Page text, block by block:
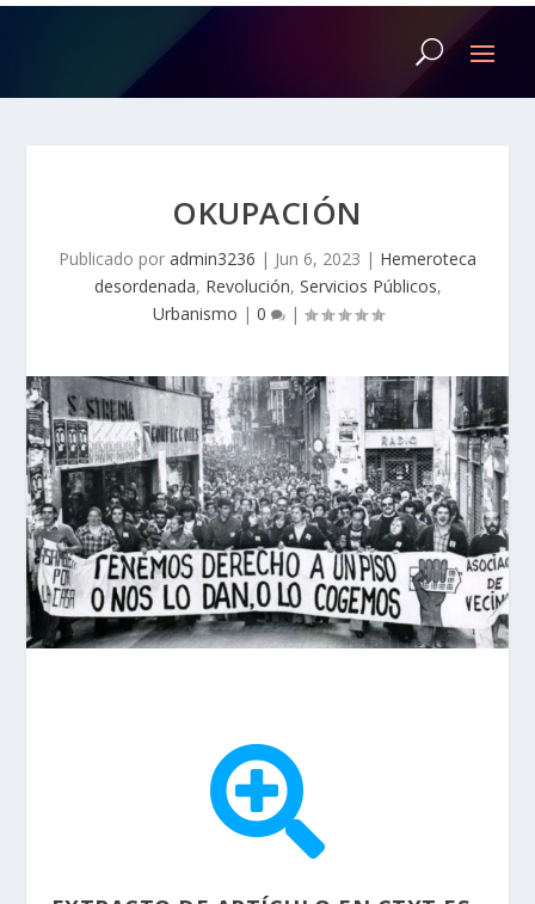
OKUPACIÓN
Publicado por admin3236 | Jun 6, 2023 | Hemeroteca
desordenada, Revolución, Servicios Públicos,
Urbanismo | 0 |
